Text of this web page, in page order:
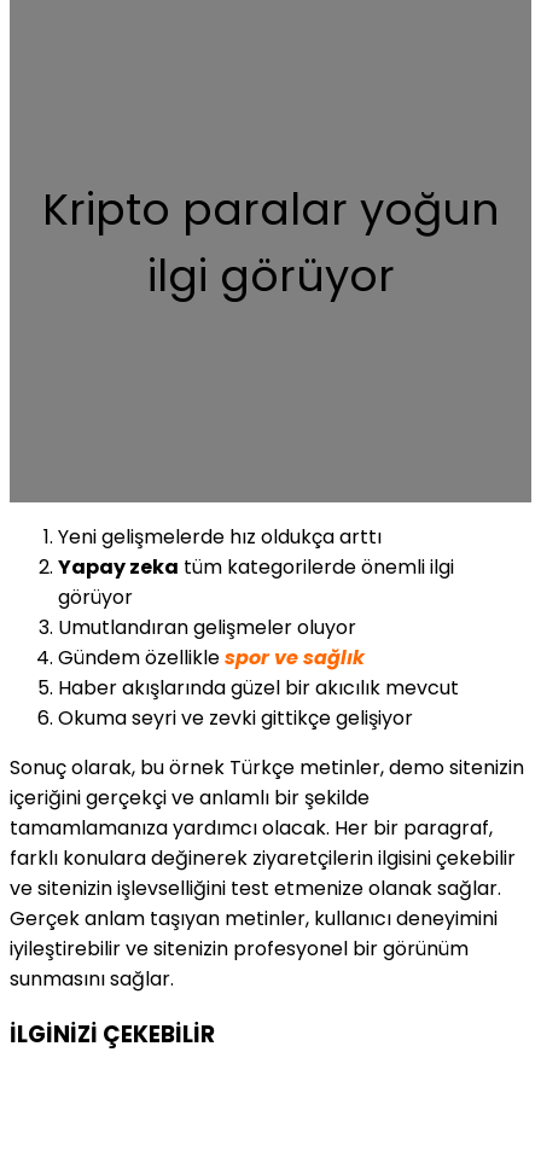
Kripto paralar yoğun
ilgi görüyor
Yeni gelişmelerde hız oldukça arttı
Yapay zeka tüm kategorilerde önemli ilgi
görüyor
Umutlandıran gelişmeler oluyor
Gündem özelliklespor ve sağlık
Haber akışlarında güzel bir akıcılık mevcut
Okuma seyri ve zevki gittikçe gelişiyor
Sonuç olarak, bu örnek Türkçe metinler, demo sitenizin
içeriğini gerçekçi ve anlamlı bir şekilde
tamamlamanıza yardımcı olacak. Her bir paragraf,
farklı konulara değinerek ziyaretçilerin ilgisini çekebilir
ve sitenizin işlevselliğini test etmenize olanak sağlar.
Gerçek anlam taşıyan metinler, kullanıcı deneyimini
iyileştirebilir ve sitenizin profesyonel bir görünüm
sunmasını sağlar.
İLGİNİZİ ÇEKEBİLİR